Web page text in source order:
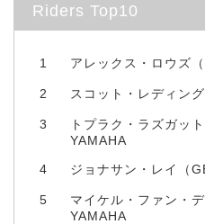
Riders Top10
1 アレックス・ロウズ
2 スコット・レディン
3
トプラク・ラズガッ
YAMAHA
4 ジョナサン・レイ（
5
マイケル・ファン・
YAMAHA